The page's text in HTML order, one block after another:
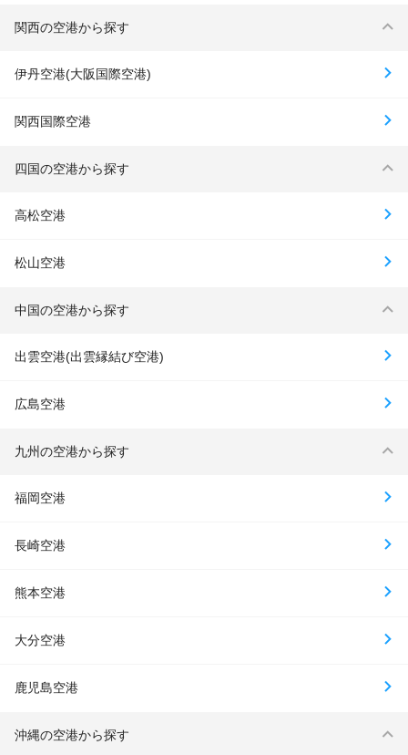
関西の空港から探す
伊丹空港(大阪国際空港)
関西国際空港
四国の空港から探す
高松空港
松山空港
中国の空港から探す
出雲空港(出雲縁結び空港)
広島空港
九州の空港から探す
福岡空港
長崎空港
熊本空港
大分空港
鹿児島空港
沖縄の空港から探す